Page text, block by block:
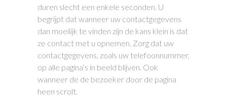
duren slecht een enkele seconden. U
begrijpt dat wanneer uw contactgegevens
dan moeilijk te vinden zijn de kans klein is dat
ze contact met u opnemen. Zorg dat uw
contactgegevens, zoals uw telefoonnummer,
op alle pagina’s in beeld blijven. Ook
wanneer de de bezoeker door de pagina
heen scrolt.